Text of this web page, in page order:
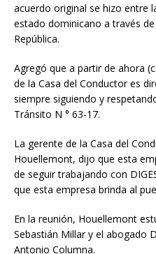
acuerdo original se hizo entre
estado dominicano a través
República.
Agregó que a partir de ahora
de la Casa del Conductor es
siempre siguiendo y
Tránsito N ° 63-17.
La gerente de la Casa del
Houellemont, dijo que esta
de seguir trabajando con
que esta empresa brinda al
En la reunión, Houellemont
Sebastián Millar y el abogado
Antonio Columna.